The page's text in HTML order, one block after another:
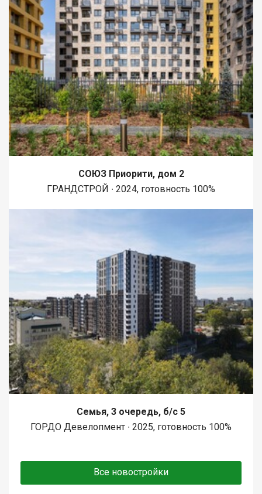
СОЮЗ Приорити, дом 2
ГРАНДСТРОЙ ∙ 2024, готовность 100%
Семья, 3 очередь, б/с 5
ГОРДО Девелопмент ∙ 2025, готовность 100%
Все новостройки